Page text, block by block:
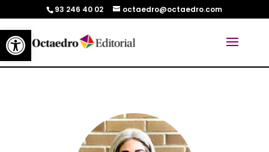
Abrir barra de herramientas
93 246 40 02 octaedro@octaedro.com